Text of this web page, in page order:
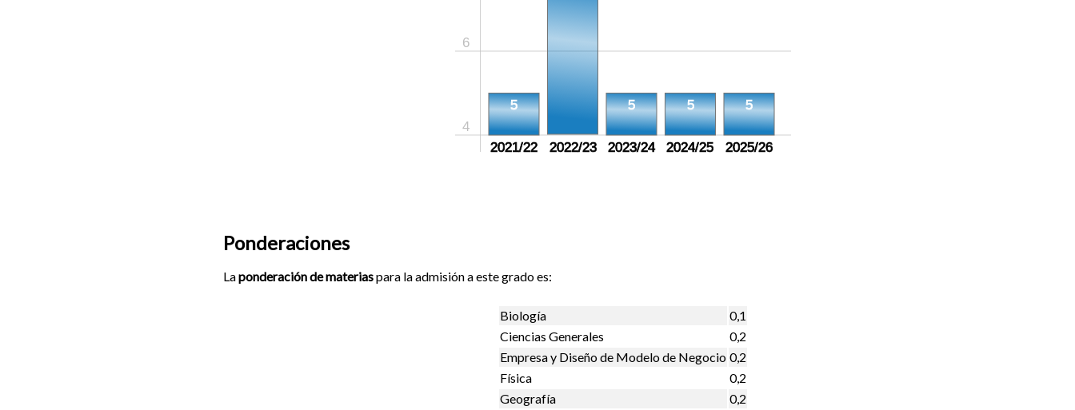
4
6
5 5 5 5
2021/22 2022/23 2023/24 2024/25 2025/26
Ponderaciones
Laponderación de materiaspara la admisión a este grado es:
Biología
0,1
Ciencias Generales
0,2
Empresa y Diseño de Modelo de Negocio 0,2
Física
0,2
Geografía
0,2